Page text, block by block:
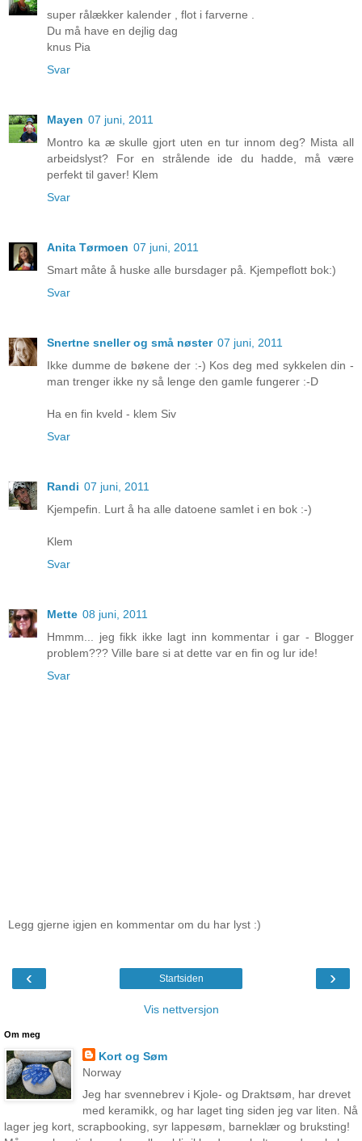
super rålækker kalender , flot i farverne .
Du må have en dejlig dag
knus Pia
Svar
Mayen 07 juni, 2011
Montro ka æ skulle gjort uten en tur innom deg? Mista all
arbeidslyst? For en strålende ide du hadde, må være
perfekt til gaver! Klem
Svar
Anita Tørmoen 07 juni, 2011
Smart måte å huske alle bursdager på. Kjempeflott bok:)
Svar
Snertne sneller og små nøster 07 juni, 2011
Ikke dumme de bøkene der :-) Kos deg med sykkelen din -
man trenger ikke ny så lenge den gamle fungerer :-D
Ha en fin kveld - klem Siv
Svar
Randi 07 juni, 2011
Kjempefin. Lurt å ha alle datoene samlet i en bok :-)
Klem
Svar
Mette 08 juni, 2011
Hmmm... jeg fikk ikke lagt inn kommentar i gar - Blogger
problem??? Ville bare si at dette var en fin og lur ide!
Svar
Legg gjerne igjen en kommentar om du har lyst :)
‹ ›
Startsiden
Vis nettversjon
Om meg
Kort og Søm
Norway
Jeg har svennebrev i Kjole- og Draktsøm, har drevet
med keramikk, og har laget ting siden jeg var liten. Nå
lager jeg kort, scrapbooking, syr lappesøm, barneklær og bruksting!